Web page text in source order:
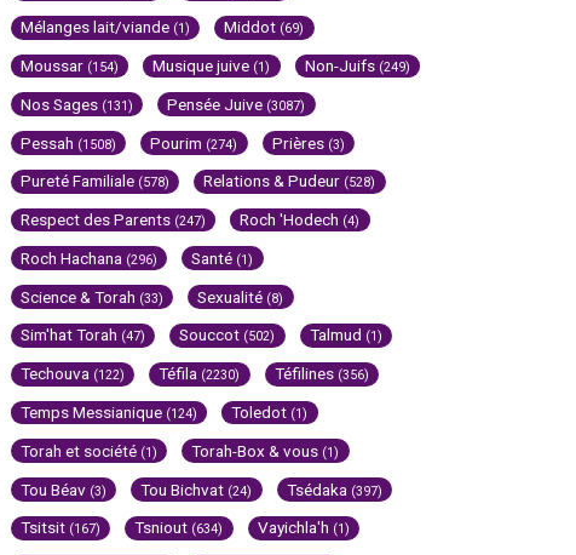
Mélanges lait/viande (1) Middot (69)
Moussar (154) Musique juive (1) Non-Juifs (249)
Nos Sages (131) Pensée Juive (3087)
Pessah (1508) Pourim (274) Prières (3)
Pureté Familiale (578) Relations & Pudeur (528)
Respect des Parents (247) Roch 'Hodech (4)
Roch Hachana (296) Santé (1)
Science & Torah (33) Sexualité (8)
Sim'hat Torah (47) Souccot (502) Talmud (1)
Techouva (122) Téfila (2230) Téfilines (356)
Temps Messianique (124) Toledot (1)
Torah et société (1) Torah-Box & vous (1)
Tou Béav (3) Tou Bichvat (24) Tsédaka (397)
Tsitsit (167) Tsniout (634) Vayichla'h (1)